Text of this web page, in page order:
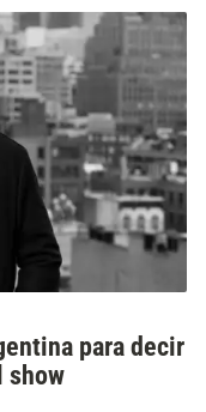
para decir
show